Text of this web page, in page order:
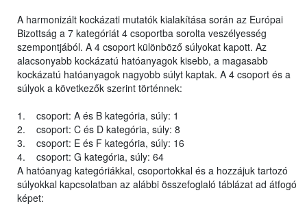
A harmonizált kockázati mutatók kialakítása során az Európai
Bizottság a 7 kategóriát 4 csoportba sorolta veszélyesség
szempontjából. A 4 csoport különböző súlyokat kapott. Az
alacsonyabb kockázatú hatóanyagok kisebb, a magasabb
kockázatú hatóanyagok nagyobb súlyt kaptak. A 4 csoport és a
súlyok a következők szerint történnek:
1. csoport: A és B kategória, súly: 1
2. csoport: C és D kategória, súly: 8
3. csoport: E és F kategória, súly: 16
4. csoport: G kategória, súly: 64
A hatóanyag kategóriákkal, csoportokkal és a hozzájuk tartozó
súlyokkal kapcsolatban az alábbi összefoglaló táblázat ad átfogó
képet: